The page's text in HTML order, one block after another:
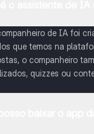
de IA foi
que temos na
o companheiro
quizzes ou